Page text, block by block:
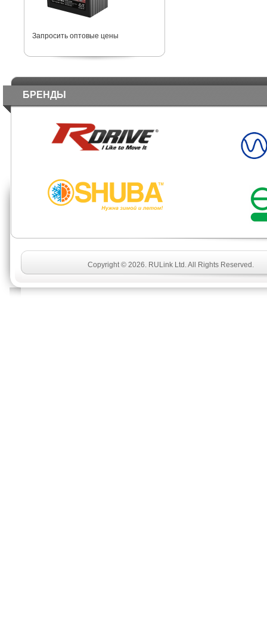
Запросить оптовые цены
БРЕНДЫ
Copyright © 2026. RULink Ltd. All Rights Reserved.